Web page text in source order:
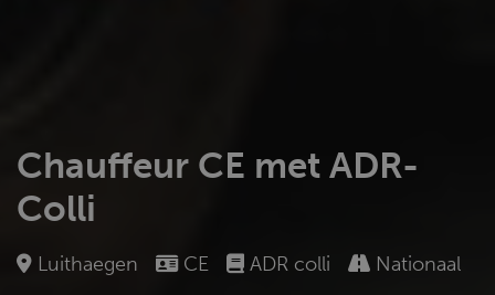
Chauffeur CE met ADR-
Colli
Luithaegen CE ADR colli
Nationaal